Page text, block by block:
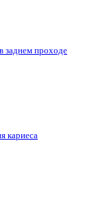
заднем проходе
кариеса